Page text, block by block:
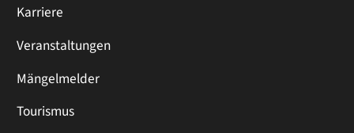
Karriere
Veranstaltungen
Mängelmelder
Tourismus